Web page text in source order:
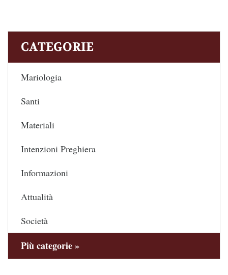
CATEGORIE
Mariologia
Santi
Materiali
Intenzioni Preghiera
Informazioni
Attualità
Società
Più categorie »